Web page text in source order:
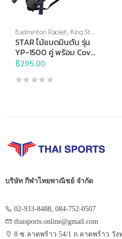
Badminton Racket, King Star
Thai Sports Brand,แบดมินตัน
แร็กเก็ต
STAR ไม้แบดมินตัน รุ่น
YP-1500 คู่ พร้อม Cover
แบบเต็มใบ
฿295.00
บริษัท กีฬาไทยพาณิชย์ จำกัด
02-933-8488, 084-752-0507
thaisports.online@gmail.com
8 ซ.ลาดพร้าว 54/1 ถ.ลาดพร้าว วัง